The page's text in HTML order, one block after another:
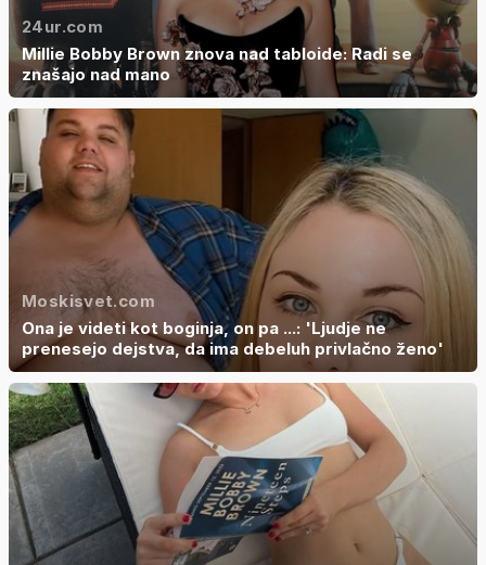
24ur.com
Millie Bobby Brown znova nad tabloide: Radi se
znašajo nad mano
Moskisvet.com
Ona je videti kot boginja, on pa ...: 'Ljudje ne
prenesejo dejstva, da ima debeluh privlačno ženo'